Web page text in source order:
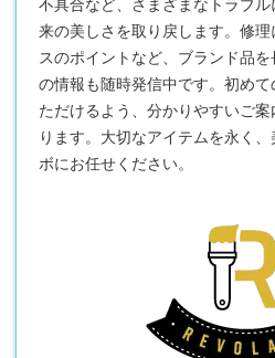
不具合など、さまざまなトラブ
来の美しさを取り戻します。修
スのポイントなど、ブランド品
の情報も随時発信中です。初め
ただけるよう、分かりやすいご
ります。大切なアイテムを永く
ボにお任せください。